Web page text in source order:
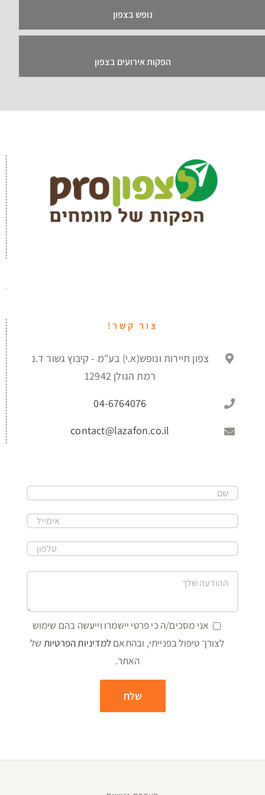
נופש בצפון
הפקות אירועים בצפון
צור קשר!
צפון תיירות ונופש(א.י) בע"מ - קיבוץ גשור ד.נ
רמת הגולן 12942
04-6764076
contact@lazafon.co.il
אני מסכים/ה כי פרטי יישמרו וייעשה בהם שימוש
לצורך טיפול בפנייתי, ובהתאםלמדיניות הפרטיות של
האתר.